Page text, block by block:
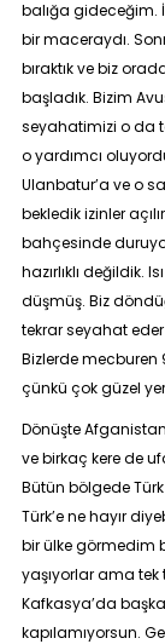
balığa gideceğim.
bir maceraydı.
bıraktık ve biz
başladık. Bizim
seyahatimizi o da
o yardımcı
Ulanbatur’a ve o
bekledik izinler
bahçesinde
hazırlıklı değildik.
düşmüş. Biz
tekrar seyahat
Bizlerde mecburen
çünkü çok güzel
Dönüşte
ve birkaç kere de
Bütün bölgede
Türk’e ne hayır
bir ülke görmedim
yaşıyorlar ama tek
Kafkasya’da
kapılamıyorsun.